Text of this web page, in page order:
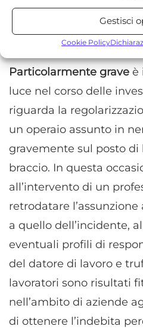
Statistiche
Archiviare informazioni su
prestazioni degli annunci,
combinazione di dati provenienti
Marketing
Archiviare informazioni su
dati limitati per la selezione della
pubblicità personalizzata,
pubblicità personalizzata, Creare
dei contenuti, Utilizzare profili per
personalizzati, Sviluppare e
limitati per la selezione dei
Funzionalità
Abbinare e combinare dati
fonti di dati, Collegare diversi
trasmesse automaticamente.
Utilizzare dati di
Gestisci
Cookie Policy
trovavano fuori dal
mentre risultavano a
Particolarmente grave è
luce nel corso delle
riguarda la
un operaio assunto in
gravemente sul posto di
braccio. In questa
all’intervento di un
retrodatare
a quello dell’incidente,
eventuali profili di
del datore di lavoro e
lavoratori sono risultati
nell’ambito di aziende
di ottenere l’indebita